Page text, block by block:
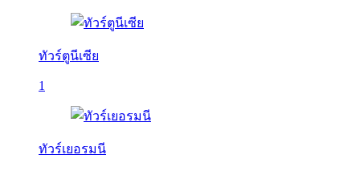
ทัวร์ตูนีเซีย
1
ทัวร์เยอรมนี